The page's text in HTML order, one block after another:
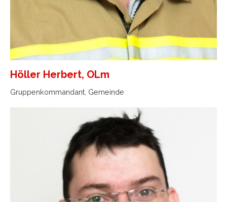
Höller Herbert, OLm
Gruppenkommandant, Gemeinde